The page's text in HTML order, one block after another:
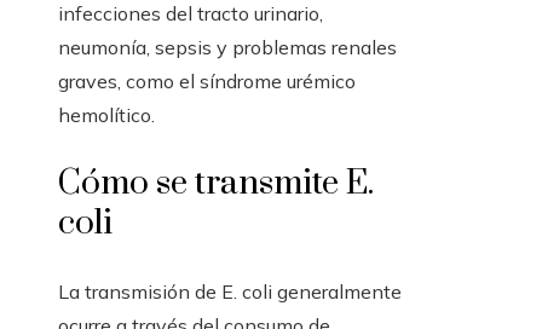
infecciones del tracto urinario,
neumonía, sepsis y problemas renales
graves, como el síndrome urémico
hemolítico.
Cómo se transmite E.
coli
La transmisión de E. coli generalmente